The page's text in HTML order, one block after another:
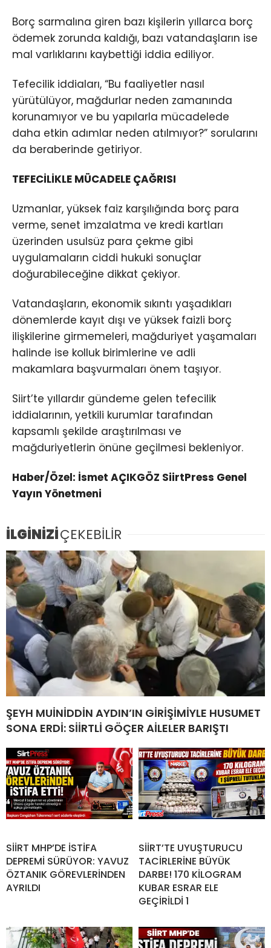
Borç sarmalına giren bazı kişilerin yıllarca borç
ödemek zorunda kaldığı, bazı vatandaşların ise
mal varlıklarını kaybettiği iddia ediliyor.
Tefecilik iddiaları, “Bu faaliyetler nasıl
yürütülüyor, mağdurlar neden zamanında
korunamıyor ve bu yapılarla mücadelede
daha etkin adımlar neden atılmıyor?” sorularını
da beraberinde getiriyor.
TEFECİLİKLE MÜCADELE ÇAĞRISI
Uzmanlar, yüksek faiz karşılığında borç para
verme, senet imzalatma ve kredi kartları
üzerinden usulsüz para çekme gibi
uygulamaların ciddi hukuki sonuçlar
doğurabileceğine dikkat çekiyor.
Vatandaşların, ekonomik sıkıntı yaşadıkları
dönemlerde kayıt dışı ve yüksek faizli borç
ilişkilerine girmemeleri, mağduriyet yaşamaları
halinde ise kolluk birimlerine ve adli
makamlara başvurmaları önem taşıyor.
Siirt’te yıllardır gündeme gelen tefecilik
iddialarının, yetkili kurumlar tarafından
kapsamlı şekilde araştırılması ve
mağduriyetlerin önüne geçilmesi bekleniyor.
Haber/Özel: İsmet AÇIKGÖZ SiirtPress Genel
Yayın Yönetmeni
İLGİNİZİÇEKEBİLİR
ŞEYH MUİNİDDİN AYDIN’IN GİRİŞİMİYLE HUSUMET
SONA ERDİ: SİİRTLİ GÖÇER AİLELER BARIŞTI
SİİRT MHP’DE İSTİFA
DEPREMİ SÜRÜYOR: YAVUZ
ÖZTANIK GÖREVLERİNDEN
AYRILDI
SİİRT’TE UYUŞTURUCU
TACİRLERİNE BÜYÜK
DARBE! 170 KİLOGRAM
KUBAR ESRAR ELE
GEÇİRİLDİ 1